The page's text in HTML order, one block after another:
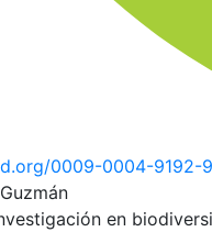
0009-0004-9192-
en